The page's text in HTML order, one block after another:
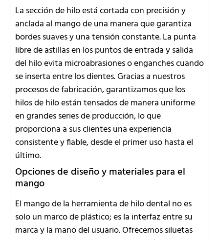
La sección de hilo está cortada con precisión y
anclada al mango de una manera que garantiza
bordes suaves y una tensión constante. La punta
libre de astillas en los puntos de entrada y salida
del hilo evita microabrasiones o enganches cuando
se inserta entre los dientes. Gracias a nuestros
procesos de fabricación, garantizamos que los
hilos de hilo están tensados de manera uniforme
en grandes series de producción, lo que
proporciona a sus clientes una experiencia
consistente y fiable, desde el primer uso hasta el
último.
Opciones de diseño y materiales para el
mango
El mango de la herramienta de hilo dental no es
solo un marco de plástico; es la interfaz entre su
marca y la mano del usuario. Ofrecemos siluetas